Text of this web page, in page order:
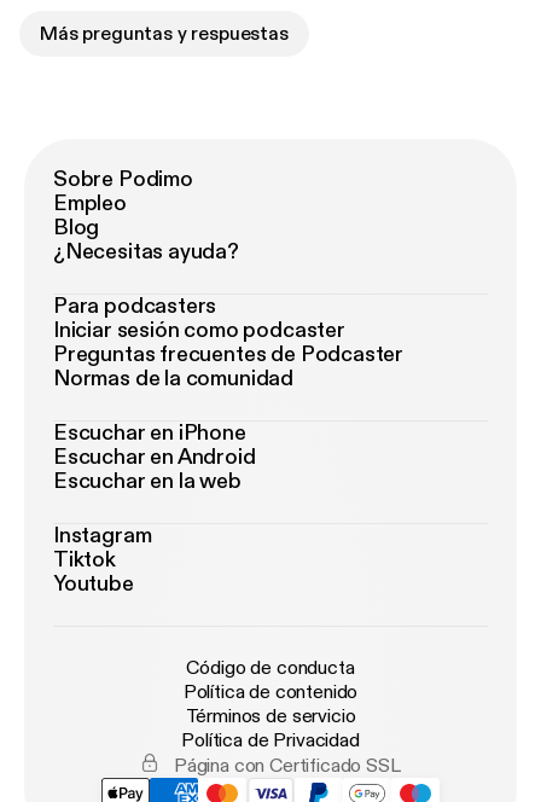
Más preguntas y respuestas
Sobre Podimo
Empleo
Blog
¿Necesitas ayuda?
Para podcasters
Iniciar sesión como podcaster
Preguntas frecuentes de Podcaster
Normas de la comunidad
Escuchar en iPhone
Escuchar en Android
Escuchar en la web
Instagram
Tiktok
Youtube
Código de conducta
Política de contenido
Términos de servicio
Política de Privacidad
Página con Certificado SSL